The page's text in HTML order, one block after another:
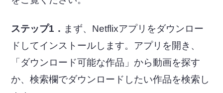
ステップ1． まず、Netflixアプリをダウンロー
ドしてインストールします。アプリを開き、
「ダウンロード可能な作品」から動画を探す
か、検索欄でダウンロードしたい作品を検索し